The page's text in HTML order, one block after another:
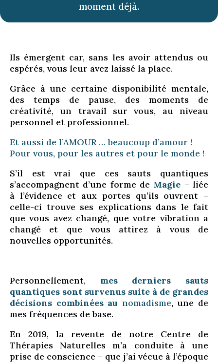
moment déjà.
Ils émergent car, sans les avoir attendus ou
espérés, vous leur avez laissé la place.
Grâce à une certaine disponibilité mentale,
des temps de pause, des moments de
créativité, un travail sur vous, au niveau
personnel et professionnel.
Et aussi de l’AMOUR … beaucoup d’amour !
Pour vous, pour les autres et pour le monde !
S’il est vrai que ces sauts quantiques
s’accompagnent d’une forme de Magie – liée
à l’évidence et aux portes qu’ils ouvrent –
celle-ci trouve ses explications dans le fait
que vous avez changé, que votre vibration a
changé et que vous attirez à vous de
nouvelles opportunités.
Personnellement, mes derniers sauts
quantiques sont survenus suite à de grandes
décisions combinées au nomadisme, une de
mes fréquences de base.
En 2019, la revente de notre Centre de
Thérapies Naturelles m’a conduite à une
prise de conscience – que j’ai vécue à l’époque